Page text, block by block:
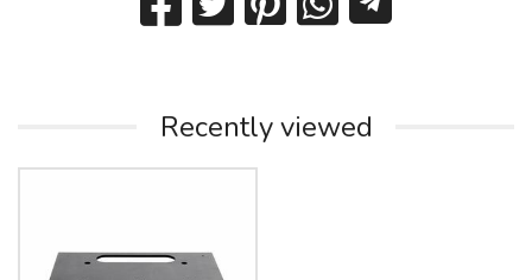
Recently viewed